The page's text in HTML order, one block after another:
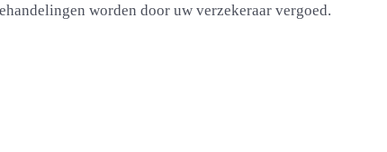
worden door uw verzekeraar vergoed.